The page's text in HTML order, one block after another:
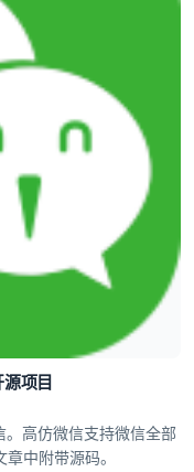
项目
高仿微信支持微信全部
中附带源码。